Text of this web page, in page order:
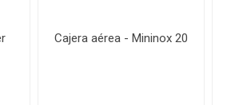
Cajera aérea - Mininox 20